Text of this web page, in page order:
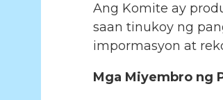
Ang Komite ay
saan tinukoy ng
impormasyon at
Mga Miyembro ng